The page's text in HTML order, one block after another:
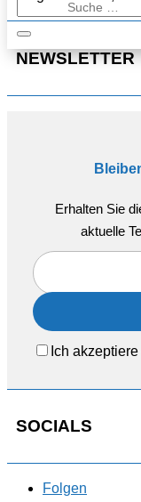
NEWSLETTER
Erhalten Sie
aktuelle
Ich
SOCIALS
Folgen